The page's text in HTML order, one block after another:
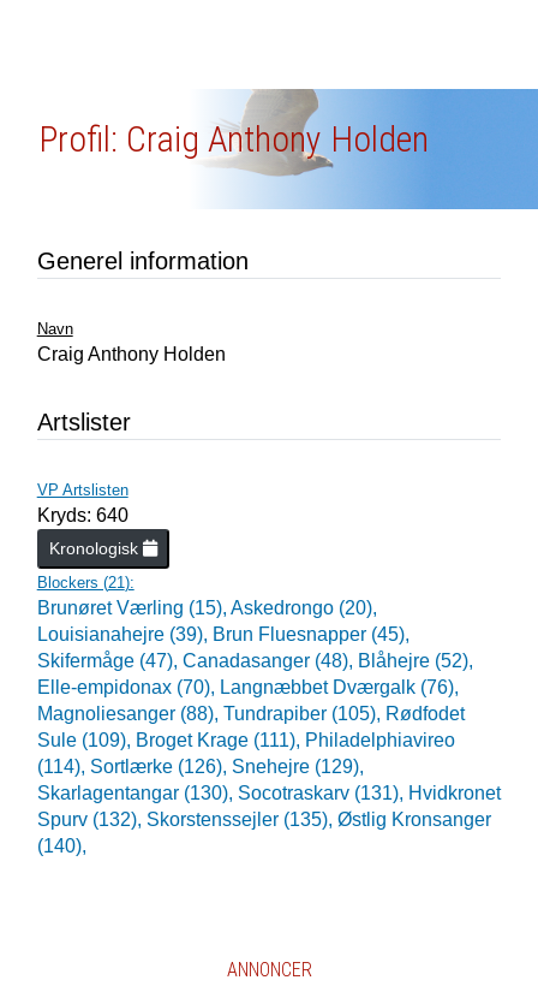
Profil: Craig Anthony Holden
Generel information
Navn
Craig Anthony Holden
Artslister
VP Artslisten
Kryds: 640
Kronologisk
Blockers (21):
Brunøret Værling (15), Askedrongo (20),
Louisianahejre (39), Brun Fluesnapper (45),
Skifermåge (47), Canadasanger (48), Blåhejre (52),
Elle-empidonax (70), Langnæbbet Dværgalk (76),
Magnoliesanger (88), Tundrapiber (105), Rødfodet
Sule (109), Broget Krage (111), Philadelphiavireo
(114), Sortlærke (126), Snehejre (129),
Skarlagentangar (130), Socotraskarv (131), Hvidkronet
Spurv (132), Skorstenssejler (135), Østlig Kronsanger
(140),
ANNONCER